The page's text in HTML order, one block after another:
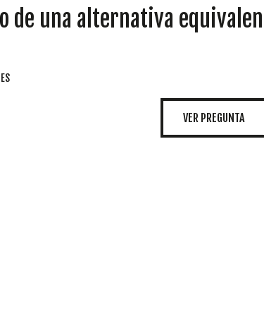
de una alternativa
VER PREGUNTA